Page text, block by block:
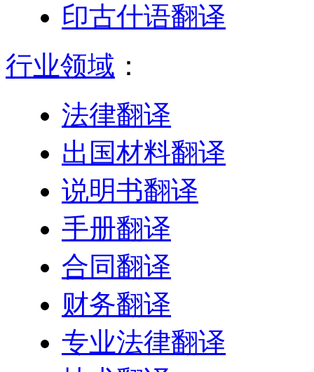
印古什语翻译
行业领域 ：
法律翻译
出国材料翻译
说明书翻译
手册翻译
合同翻译
财务翻译
专业法律翻译